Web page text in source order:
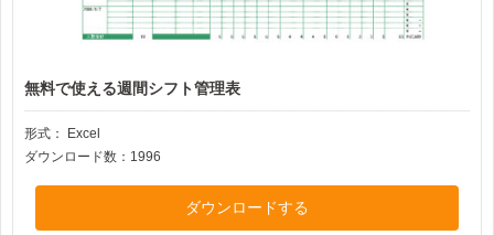
無料で使える週間シフト管理表
形式： Excel
ダウンロード数：1996
ダウンロードする